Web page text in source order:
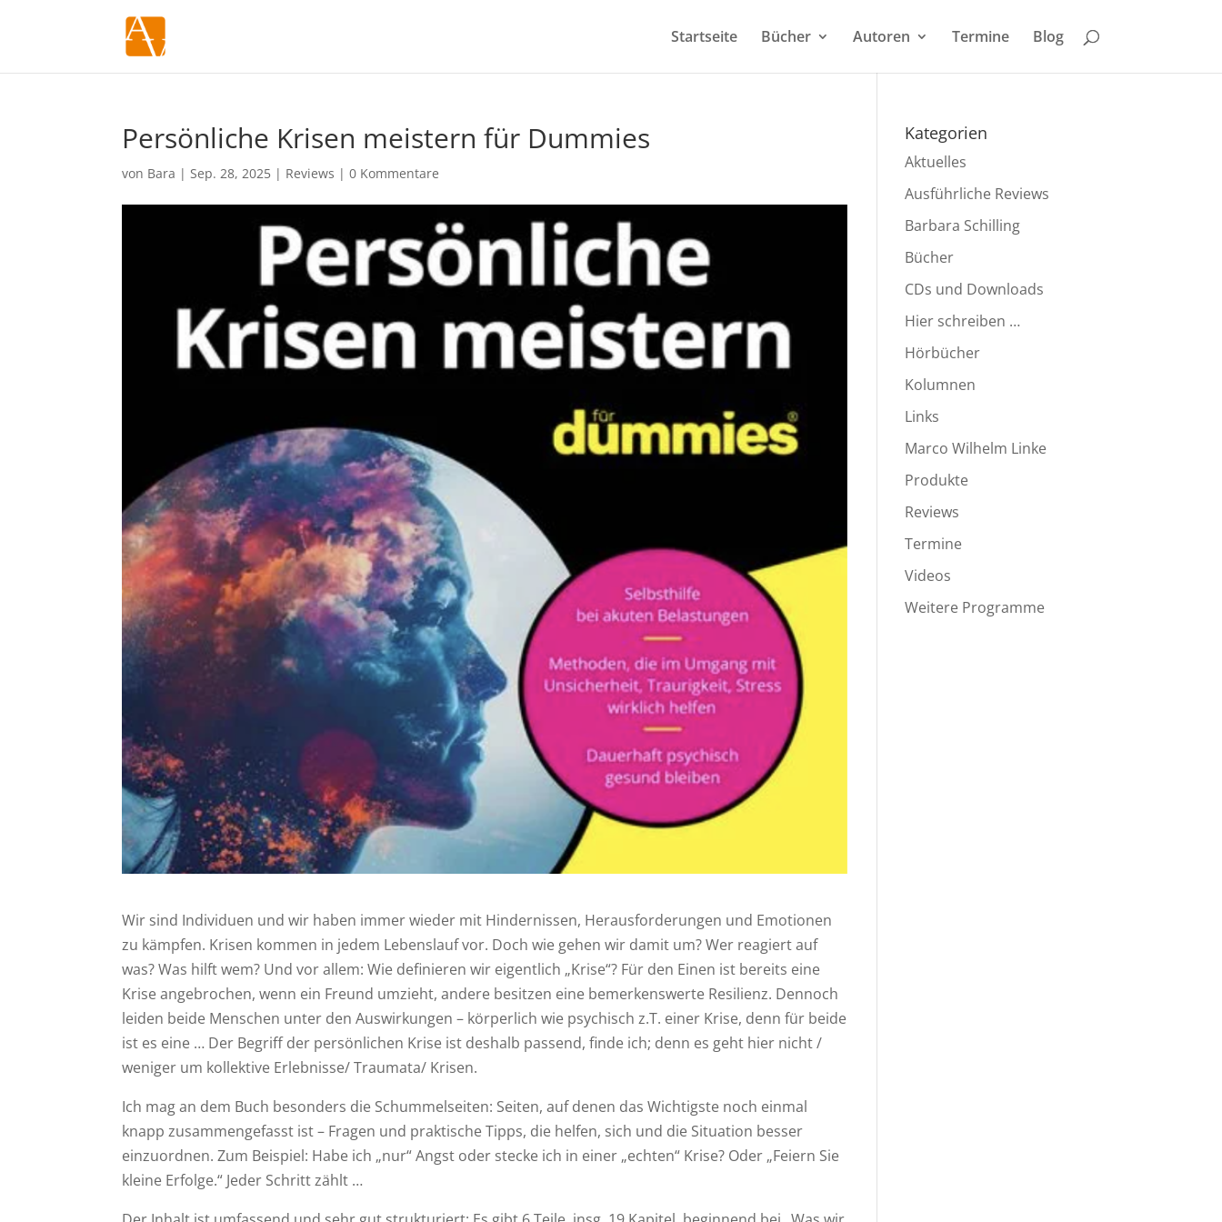
Startseite Bücher Autoren Termine Blog
Persönliche Krisen meistern für Dummies
von Bara |Sep. 28, 2025 | Reviews |0 Kommentare
Wir sind Individuen und wir haben immer wieder mit Hindernissen, Herausforderungen und Emotionen
zu kämpfen. Krisen kommen in jedem Lebenslauf vor. Doch wie gehen wir damit um? Wer reagiert auf
was? Was hilft wem? Und vor allem: Wie definieren wir eigentlich „Krise“? Für den Einen ist bereits eine
Krise angebrochen, wenn ein Freund umzieht, andere besitzen eine bemerkenswerte Resilienz. Dennoch
leiden beide Menschen unter den Auswirkungen – körperlich wie psychisch z.T. einer Krise, denn für beide
ist es eine … Der Begriff der persönlichen Krise ist deshalb passend, finde ich; denn es geht hier nicht /
weniger um kollektive Erlebnisse/ Traumata/ Krisen.
Ich mag an dem Buch besonders die Schummelseiten: Seiten, auf denen das Wichtigste noch einmal
knapp zusammengefasst ist – Fragen und praktische Tipps, die helfen, sich und die Situation besser
einzuordnen. Zum Beispiel: Habe ich „nur“ Angst oder stecke ich in einer „echten“ Krise? Oder „Feiern Sie
kleine Erfolge.“ Jeder Schritt zählt …
Kategorien
Aktuelles
Ausführliche Reviews
Barbara Schilling
Bücher
CDs und Downloads
Hier schreiben …
Hörbücher
Kolumnen
Links
Marco Wilhelm Linke
Produkte
Reviews
Termine
Videos
Weitere Programme